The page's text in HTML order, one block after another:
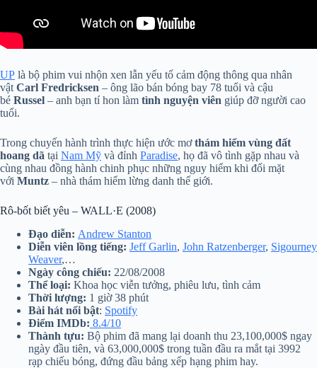
UP là bộ phim vui nhộn xen lẫn yếu tố cảm động thông qua nhân
vật Carl Fredricksen – ông lão bán bóng bay 78 tuổi và cậu
bé Russel – anh bạn tí hon làm tình nguyện viên giúp đỡ người cao
tuổi.
Trong chuyến hành trình thực hiện ước mơthám hiểm vùng đất
hoang dã tại Nam Mỹ và đỉnh Paradise, họ đã vô tình gặp nhau và
cùng nhau đồng hành chinh phục những nguy hiểm khi đối mặt
với Muntz – nhà thám hiểm lừng danh thế giới.
Rô-bốt biết yêu – WALL·E (2008)
Đạo diễn: Andrew Stanton
Diễn viên lồng tiếng: Jeff Garlin, John Ratzenberger, Sigourney
Weaver,…
Ngày công chiếu: 22/08/2008
Thể loại: Khoa học viễn tưởng, phiêu lưu, tình cảm
Thời lượng: 1 giờ 38 phút
Bài hát nổi bật: Spotify
Điểm IMDb: 8.4/10
Thành tựu: Bộ phim đã mang lại doanh thu 23,100,000$ ngay
ngày đầu tiên, và 63,000,000$ trong tuần đầu ra mắt tại 3992
rạp chiếu bóng, đứng đầu bảng xếp hạng phim hay.